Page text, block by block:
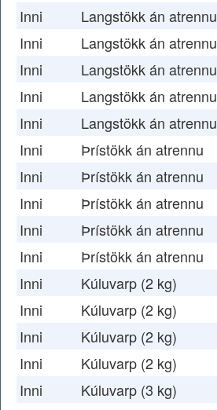
Inni
Langstökk án atrennu
Inni
Langstökk án atrennu
Inni
Langstökk án atrennu
Inni
Langstökk án atrennu
Inni
Langstökk án atrennu
Inni
Þrístökk án atrennu
Inni
Þrístökk án atrennu
Inni
Þrístökk án atrennu
Inni
Þrístökk án atrennu
Inni
Þrístökk án atrennu
Inni
Kúluvarp (2 kg)
Inni
Kúluvarp (2 kg)
Inni
Kúluvarp (2 kg)
Inni
Kúluvarp (2 kg)
Inni
Kúluvarp (3 kg)